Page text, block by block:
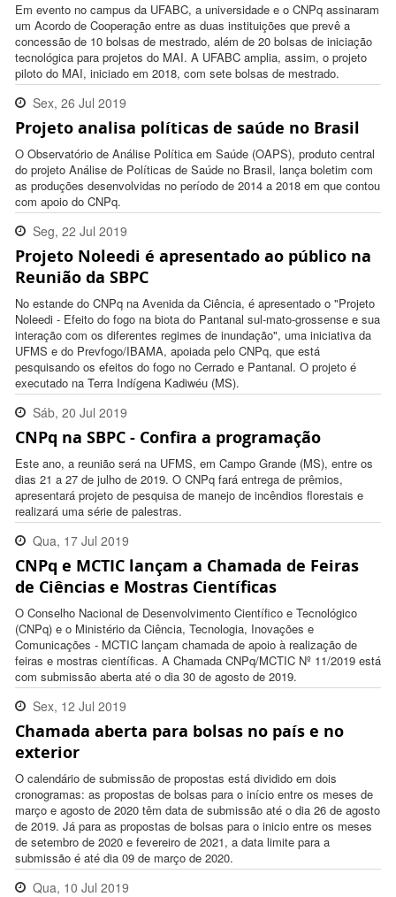
Em evento no campus da UFABC, a universidade e o CNPq assinaram
um Acordo de Cooperação entre as duas instituições que prevê a
concessão de 10 bolsas de mestrado, além de 20 bolsas de iniciação
tecnológica para projetos do MAI. A UFABC amplia, assim, o projeto
piloto do MAI, iniciado em 2018, com sete bolsas de mestrado.
Sex, 26 Jul 2019
16:55:00 -0300
Projeto analisa políticas de saúde no Brasil
O Observatório de Análise Política em Saúde (OAPS), produto central
do projeto Análise de Políticas de Saúde no Brasil, lança boletim com
as produções desenvolvidas no período de 2014 a 2018 em que contou
com apoio do CNPq.
Seg, 22 Jul 2019
17:06:00 -0300
Projeto Noleedi é apresentado ao público na
Reunião da SBPC
No estande do CNPq na Avenida da Ciência, é apresentado o "Projeto
Noleedi - Efeito do fogo na biota do Pantanal sul-mato-grossense e sua
interação com os diferentes regimes de inundação", uma iniciativa da
UFMS e do Prevfogo/IBAMA, apoiada pelo CNPq, que está
pesquisando os efeitos do fogo no Cerrado e Pantanal. O projeto é
executado na Terra Indígena Kadiwéu (MS).
Sáb, 20 Jul 2019
14:19:00 -0300
CNPq na SBPC - Confira a programação
Este ano, a reunião será na UFMS, em Campo Grande (MS), entre os
dias 21 a 27 de julho de 2019. O CNPq fará entrega de prêmios,
apresentará projeto de pesquisa de manejo de incêndios florestais e
realizará uma série de palestras.
Qua, 17 Jul 2019
09:08:00 -0300
CNPq e MCTIC lançam a Chamada de Feiras
de Ciências e Mostras Científicas
O Conselho Nacional de Desenvolvimento Científico e Tecnológico
(CNPq) e o Ministério da Ciência, Tecnologia, Inovações e
Comunicações - MCTIC lançam chamada de apoio à realização de
feiras e mostras científicas. A Chamada CNPq/MCTIC Nº 11/2019 está
com submissão aberta até o dia 30 de agosto de 2019.
Sex, 12 Jul 2019
18:02:00 -0300
Chamada aberta para bolsas no país e no
exterior
O calendário de submissão de propostas está dividido em dois
cronogramas: as propostas de bolsas para o início entre os meses de
março e agosto de 2020 têm data de submissão até o dia 26 de agosto
de 2019. Já para as propostas de bolsas para o inicio entre os meses
de setembro de 2020 e fevereiro de 2021, a data limite para a
submissão é até dia 09 de março de 2020.
Qua, 10 Jul 2019